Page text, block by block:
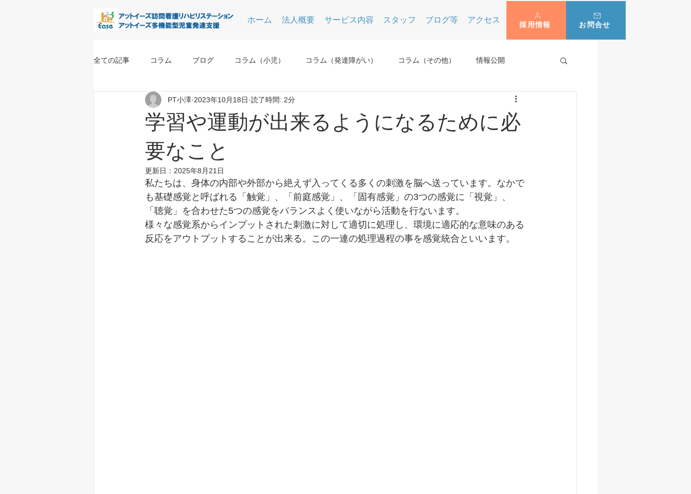
ホーム 法人概要 サービス内容 スタッフ ブログ等 アクセス
採用情報 お問合せ
全ての記事 コラム ブログ コラム（小児） コラム（発達障がい） コラム（その他） 情報公開
学習や運動が出来るようになるために必
要なこと
PT小澤 2023年10月18日 読了時間: 2分
更新日： 2025年8月21日
私たちは、身体の内部や外部から絶えず入ってくる多くの刺激を脳へ送っています。なかで
も基礎感覚と呼ばれる「触覚」、「前庭感覚」、「固有感覚」の3つの感覚に「視覚」、
「聴覚」を合わせた5つの感覚をバランスよく使いながら活動を行ないます。
様々な感覚系からインプットされた刺激に対して適切に処理し、環境に適応的な意味のある
反応をアウトプットすることが出来る。この一連の処理過程の事を感覚統合といいます。